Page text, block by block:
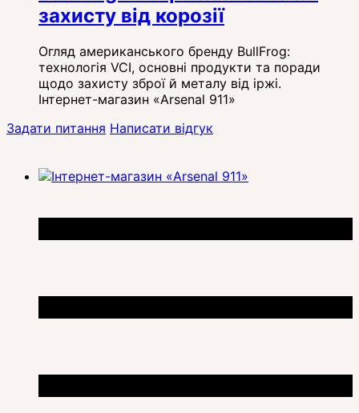
захисту від корозії
Огляд американського бренду BullFrog:
технологія VCI, основні продукти та поради
щодо захисту зброї й металу від іржі.
Інтернет-магазин «Arsenal 911»
Задати питання Написати відгук